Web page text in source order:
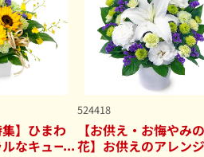
集】ひまわ
なキュー
524418
【お供え・お悔やみの
花】お供えのアレン